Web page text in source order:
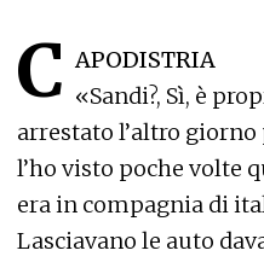
C APODISTRIA
«Sandi?, Sì, è
arrestato l’altro
l’ho visto poche volte
era in compagnia di
Lasciavano le auto